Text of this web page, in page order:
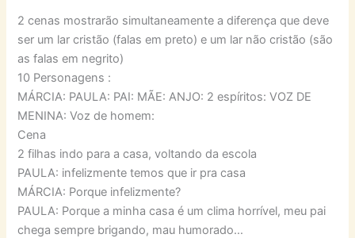
2 cenas mostrarão simultaneamente a diferença que deve
ser um lar cristão (falas em preto) e um lar não cristão (são
as falas em negrito)
10 Personagens :
MÁRCIA: PAULA: PAI: MÃE: ANJO: 2 espíritos: VOZ DE
MENINA: Voz de homem:
Cena
2 filhas indo para a casa, voltando da escola
PAULA: infelizmente temos que ir pra casa
MÁRCIA: Porque infelizmente?
PAULA: Porque a minha casa é um clima horrível, meu pai
chega sempre brigando, mau humorado…